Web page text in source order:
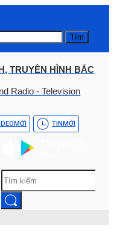
Tìm
TRUYỀN HÌNH BẮC
Radio - Television
MỚI TINMỚI